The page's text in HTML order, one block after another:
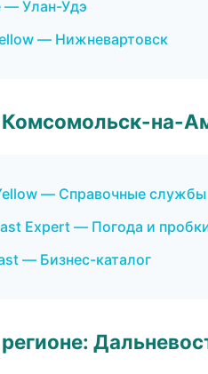
— Улан-Удэ
— Нижневартовск
Комсомольск-на-
— Справочные службы
Expert — Погода и
— Бизнес-каталог